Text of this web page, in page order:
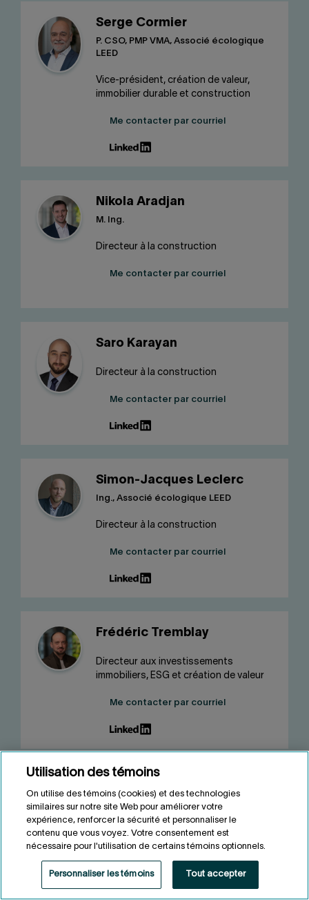
Serge Cormier
P. CSO, PMP VMA, Associé écologique
LEED
Vice-président, création de valeur,
immobilier durable et construction
Me contacter par courriel
Nikola Aradjan
M. Ing.
Directeur à la construction
Me contacter par courriel
Saro Karayan
Directeur à la construction
Me contacter par courriel
Simon-Jacques Leclerc
Ing., Associé écologique LEED
Directeur à la construction
Me contacter par courriel
Frédéric Tremblay
Directeur aux investissements
immobiliers, ESG et création de valeur
Me contacter par courriel
Létourneau
Conseillère, ESG, création de valeur et
immobilier durable
Me contacter par courriel
Utilisation des témoins
On utilise des témoins (cookies) et des technologies
similaires sur notre site Web pour améliorer votre
expérience, renforcer la sécurité et personnaliser le
contenu que vous voyez. Votre consentement est
nécessaire pour l'utilisation de certains témoins optionnels.
Personnaliser les témoins Tout accepter